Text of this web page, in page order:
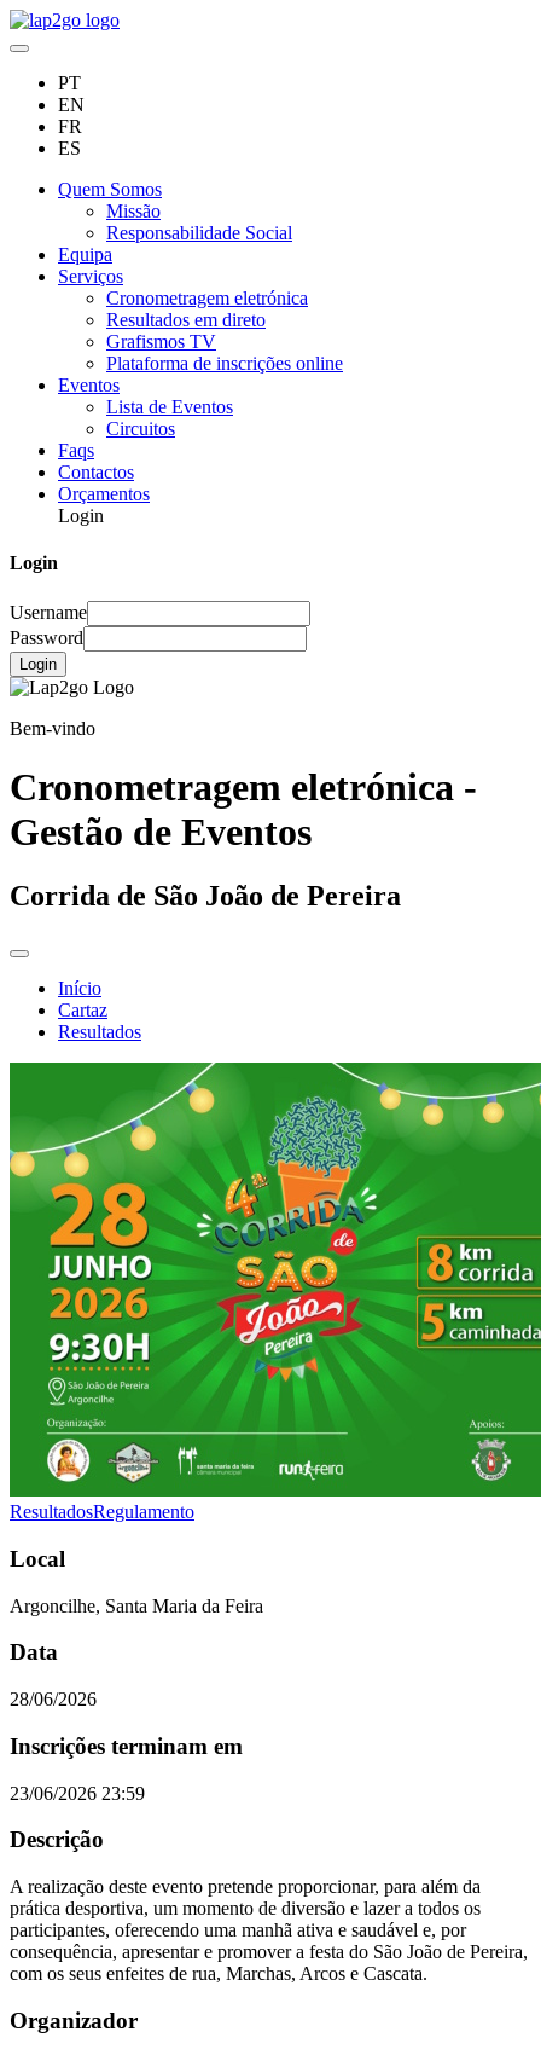
PT
EN
FR
ES
Quem Somos
Missão
Responsabilidade Social
Equipa
Serviços
Cronometragem eletrónica
Resultados em direto
Grafismos TV
Plataforma de inscrições online
Eventos
Lista de Eventos
Circuitos
Faqs
Contactos
Orçamentos
Login
Login
Username
Password
Login
Bem-vindo
Cronometragem eletrónica -
Gestão de Eventos
Corrida de São João de Pereira
Início
Cartaz
Resultados
ResultadosRegulamento
Local
Argoncilhe, Santa Maria da Feira
Data
28/06/2026
Inscrições terminam em
23/06/2026 23:59
Descrição
A realização deste evento pretende proporcionar, para além da
prática desportiva, um momento de diversão e lazer a todos os
participantes, oferecendo uma manhã ativa e saudável e, por
consequência, apresentar e promover a festa do São João de Pereira,
com os seus enfeites de rua, Marchas, Arcos e Cascata.
Organizador